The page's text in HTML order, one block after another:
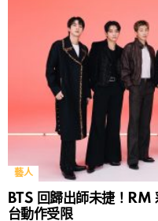
藝人
BTS 回歸出師未捷！RM
台動作受限